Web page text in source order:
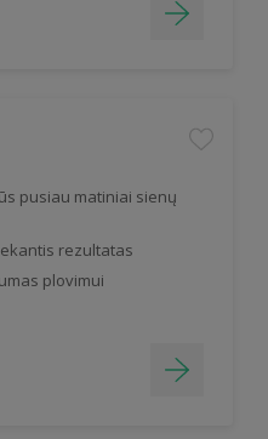
pusiau matiniai sienų
rezultatas
plovimui